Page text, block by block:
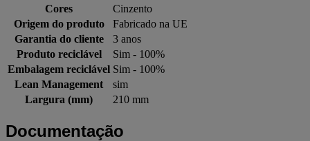
Cores
Cinzento
Origem do produto
Fabricado na UE
Garantia do cliente
3 anos
Produto reciclável
Sim - 100%
Embalagem reciclável Sim - 100%
Lean Management
sim
Largura (mm)
210 mm
Documentação